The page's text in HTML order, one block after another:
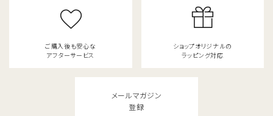
ご購入後も安心な
アフターサービス
ショップオリジナルの
ラッピング対応
メールマガジン
登録